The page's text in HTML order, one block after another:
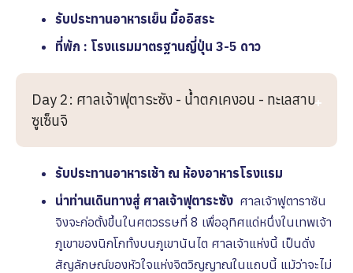
รับประทานอาหารเย็น มื้ออิสระ
ที่พัก : โรงเเรมมาตรฐานญี่ปุ่น 3-5 ดาว
Day 2: ศาลเจ้าฟุตาระซัง - น้ำตกเคงอน - ทะเลสาบ
ซูเซ็นจิ
รับประทานอาหารเช้า ณ ห้องอาหารโรงเเรม
นำท่านเดินทางสู่ ศาลเจ้าฟุตาระซัง ศาลเจ้าฟูตาราซัน
จิงจะก่อตั้งขึ้นในศตวรรษที่ 8 เพื่ออุทิศแด่หนึ่งในเทพเจ้า
ภูเขาของนิกโกทั้งบนภูเขานันไต ศาลเจ้าแห่งนี้ เป็นดั่ง
สัญลักษณ์ของหัวใจแห่งจิตวิญญาณในแถบนี้ แม้ว่าจะไม่